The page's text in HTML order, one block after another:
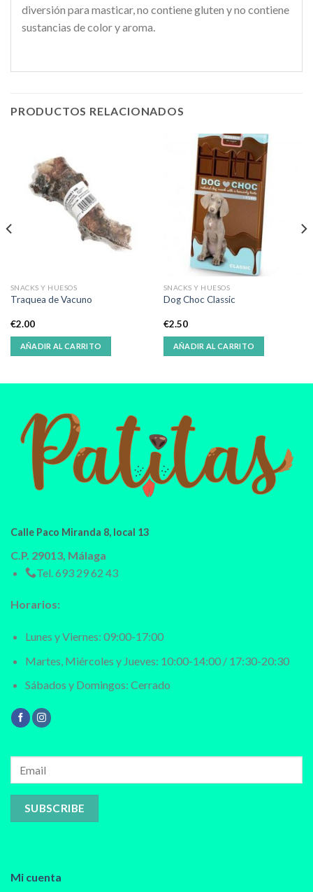
diversión para masticar, no contiene gluten y no contiene
sustancias de color y aroma.
PRODUCTOS RELACIONADOS
SNACKS Y HUESOS
Traquea de Vacuno
€2.00
AÑADIR AL CARRITO
SNACKS Y HUESOS
Dog Choc Classic
€2.50
AÑADIR AL CARRITO
Calle Paco Miranda 8, local 13
C.P. 29013, Málaga
Tel. 693 29 62 43
Horarios:
Lunes y Viernes: 09:00-17:00
Martes, Miércoles y Jueves: 10:00-14:00 / 17:30-20:30
Sábados y Domingos: Cerrado
Mi cuenta